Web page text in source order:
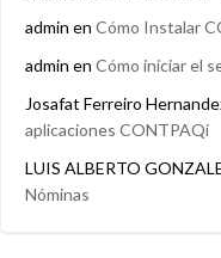
admin en Cómo Instalar
admin en Cómo iniciar el
Josafat Ferreiro
aplicaciones CONTPAQi
LUIS ALBERTO
Nóminas